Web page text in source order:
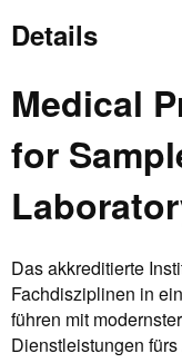
Details
Medical
for
Das akkreditierte
Fachdisziplinen in
führen mit
Dienstleistungen